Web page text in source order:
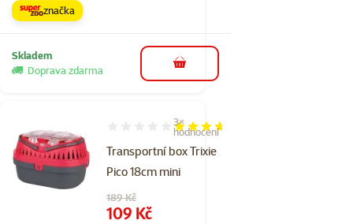
značka
Skladem
Doprava zdarma
do košíku
Transportní box Trixie
Pico 18cm mini
Hodnocení 73%, počet hodnocení: 3
3×
hodnocení
Původní cena
189 Kč
Cena
109 Kč